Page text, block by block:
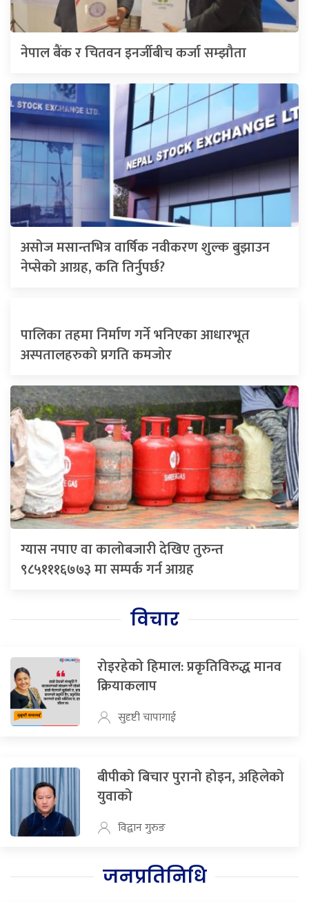
नेपाल बैंक र चितवन इनर्जीबीच कर्जा सम्झौता
असोज मसान्तभित्र वार्षिक नवीकरण शुल्क बुझाउन
नेप्सेको आग्रह, कति तिर्नुपर्छ?
पालिका तहमा निर्माण गर्ने भनिएका आधारभूत
अस्पतालहरुको प्रगति कमजोर
ग्यास नपाए वा कालोबजारी देखिए तुरुन्त
९८५१११६७७३ मा सम्पर्क गर्न आग्रह
विचार
रोइरहेको हिमाल: प्रकृतिविरुद्ध मानव
क्रियाकलाप
सुदृष्टी चापागाई
बीपीको बिचार पुरानो होइन, अहिलेको
युवाको
विद्वान गुरुङ
जनप्रतिनिधि